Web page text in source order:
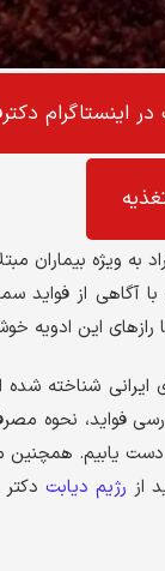
اینستاگرام
ویژه بیماران
آگاهی از
این ادویه
شناخته شده
فواید، نحوه
یابیم. همچنین
از رژیم دیابت